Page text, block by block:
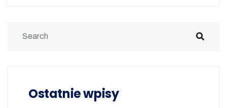
Ostatnie wpisy